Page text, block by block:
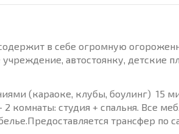
в себе огромную
автостоянку, детские
(караоке, клубы, боулинг) 15
студия + спальня. Все
трансфер по